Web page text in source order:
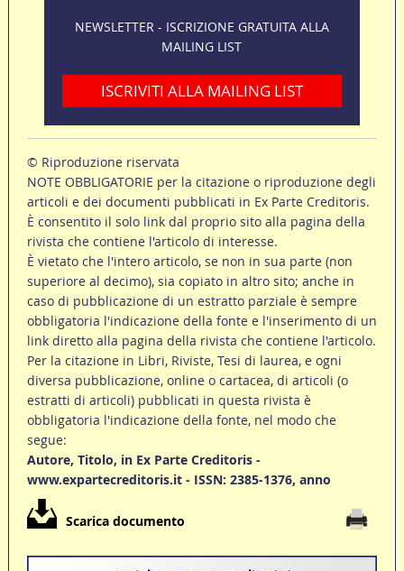
NEWSLETTER - ISCRIZIONE GRATUITA ALLA
MAILING LIST
ISCRIVITI ALLA MAILING LIST
© Riproduzione riservata
NOTE OBBLIGATORIE per la citazione o riproduzione degli
articoli e dei documenti pubblicati in Ex Parte Creditoris.
È consentito il solo link dal proprio sito alla pagina della
rivista che contiene l'articolo di interesse.
È vietato che l'intero articolo, se non in sua parte (non
superiore al decimo), sia copiato in altro sito; anche in
caso di pubblicazione di un estratto parziale è sempre
obbligatoria l'indicazione della fonte e l'inserimento di un
link diretto alla pagina della rivista che contiene l'articolo.
Per la citazione in Libri, Riviste, Tesi di laurea, e ogni
diversa pubblicazione, online o cartacea, di articoli (o
estratti di articoli) pubblicati in questa rivista è
obbligatoria l'indicazione della fonte, nel modo che
segue:
Autore, Titolo, in Ex Parte Creditoris -
www.expartecreditoris.it - ISSN: 2385-1376, anno
Scarica documento